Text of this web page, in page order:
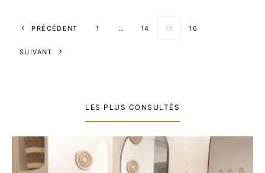
Pagination
PRÉCÉDENT 1 … 14 15 16
SUIVANT
LES PLUS CONSULTÉS